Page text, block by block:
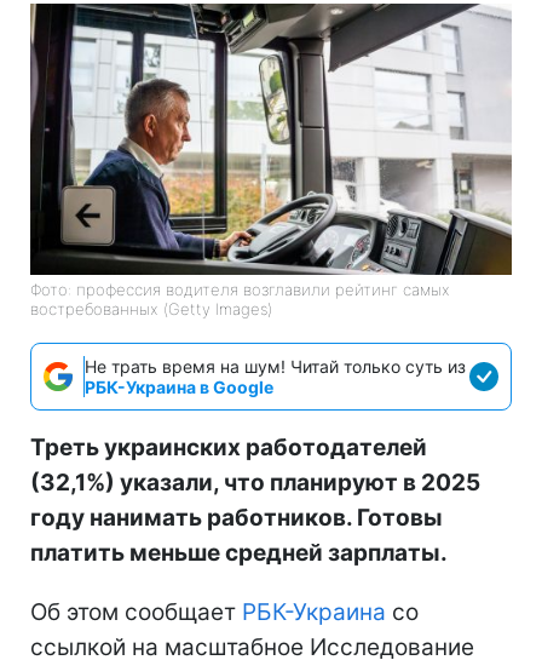
Фото: профессия водителя возглавили рейтинг самых
востребованных (Getty Images)
Не трать время на шум! Читай только суть из
РБК-Украина в Google
Треть украинских работодателей
(32,1%) указали, что планируют в 2025
году нанимать работников. Готовы
платить меньше средней зарплаты.
Об этом сообщает РБК-Украина со
ссылкой на масштабное Исследование